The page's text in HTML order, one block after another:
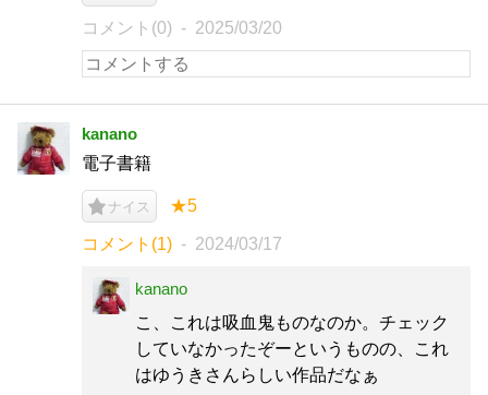
コメント(0) 2025/03/20
kanano
電子書籍
ナイス ★5
コメント(1) 2024/03/17
kanano
こ、これは吸血鬼ものなのか。チェック
していなかったぞーというものの、これ
はゆうきさんらしい作品だなぁ